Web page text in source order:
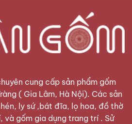
cung cấp sản phẩm gốm
( Gia Lâm, Hà Nội). Các sản
ly sứ ,bát đĩa, lọ hoa, đồ thờ
và gốm gia dụng trang trí . Sử